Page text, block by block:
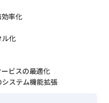
率化
ル化
ビスの最適化
システム機能拡張